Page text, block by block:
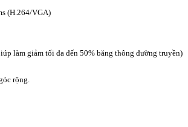
(H.264/VGA)
làm giảm tối đa đến 50% băng thông đường truyền)
rộng.